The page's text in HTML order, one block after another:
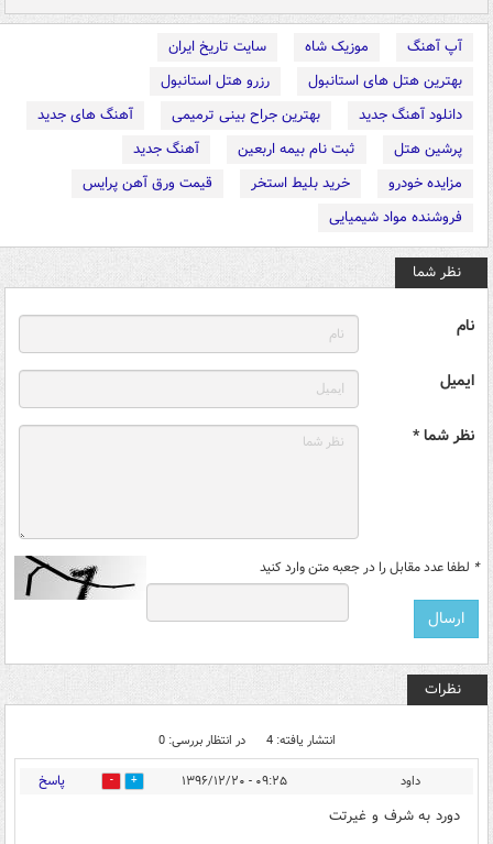
آپ آهنگ موزیک شاه
سایت تاریخ ایران
بهترین هتل های استانبول
رزرو هتل استانبول
دانلود آهنگ جدید
بهترین جراح بینی ترمیمی
آهنگ های جدید
پرشین هتل
ثبت نام بیمه اربعین
آهنگ جدید
مزایده خودرو
خرید بلیط استخر
قیمت ورق آهن پرایس
فروشنده مواد شیمیایی
نظر شما
نام
ایمیل
نظر شما *
* لطفا عدد مقابل را در جعبه متن وارد کنید
نظرات
انتشار یافته: 4 در انتظار بررسی: 0
داود ۰۹:۲۵ - ۱۳۹۶/۱۲/۲۰ 2 پاسخ
دورد به شرف و غیرتت